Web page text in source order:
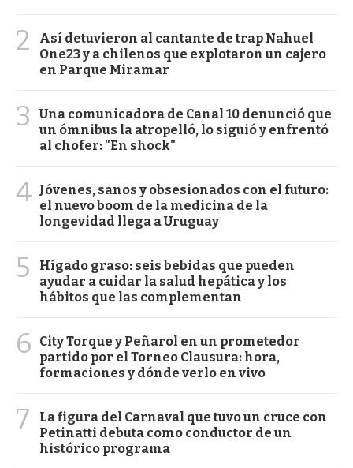
2
Así detuvieron al cantante de trap Nahuel
One23 y a chilenos que explotaron un cajero
en Parque Miramar
3
Una comunicadora de Canal 10 denunció que
un ómnibus la atropelló, lo siguió y enfrentó
al chofer: "En shock"
4 Jóvenes, sanos y obsesionados con el futuro:
el nuevo boom de la medicina de la
longevidad llega a Uruguay
5
Hígado graso: seis bebidas que pueden
ayudar a cuidar la salud hepática y los
hábitos que las complementan
6
City Torque y Peñarol en un prometedor
partido por el Torneo Clausura: hora,
formaciones y dónde verlo en vivo
7
La figura del Carnaval que tuvo un cruce con
Petinatti debuta como conductor de un
histórico programa